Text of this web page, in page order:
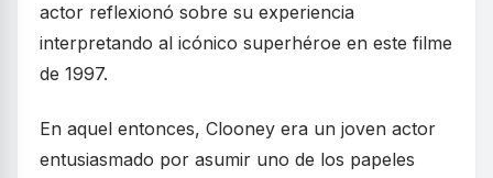
actor reflexionó sobre su experiencia
interpretando al icónico superhéroe en este filme
de 1997.
En aquel entonces, Clooney era un joven actor
entusiasmado por asumir uno de los papeles